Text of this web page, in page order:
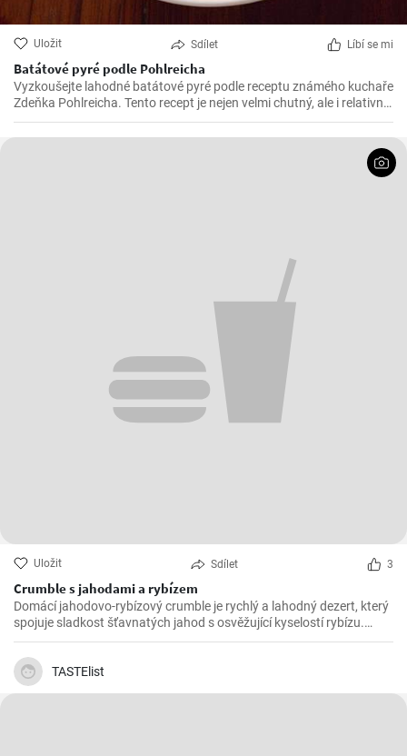
Uložit Sdílet Líbí se mi
Batátové pyré podle Pohlreicha
Vyzkoušejte lahodné batátové pyré podle receptu známého kuchaře
Zdeňka Pohlreicha. Tento recept je nejen velmi chutný, ale i relativně
jednoduchý na přípravu. Batátové pyré je skvělým doplňkem k masu
nebo rybám.
Uložit Sdílet 3
Crumble s jahodami a rybízem
Domácí jahodovo-rybízový crumble je rychlý a lahodný dezert, který
spojuje sladkost šťavnatých jahod s osvěžující kyselostí rybízu.
Navrch se přidává křupavá drobenka, která se po upečení krásně
rozvoní a dodá dezertu neodolatelnou texturu.
TASTElist